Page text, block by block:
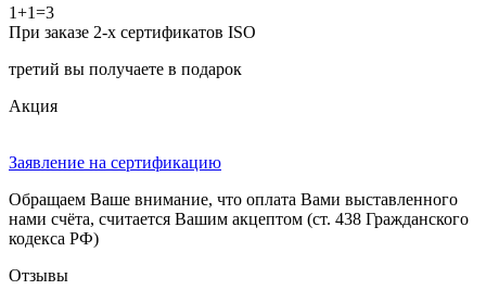
1+1=3
При заказе 2-х сертификатов ISO
третий вы получаете в подарок
Акция
Заявление на сертификацию
Обращаем Ваше внимание, что оплата Вами выставленного
нами счёта, считается Вашим акцептом (ст. 438 Гражданского
кодекса РФ)
Отзывы